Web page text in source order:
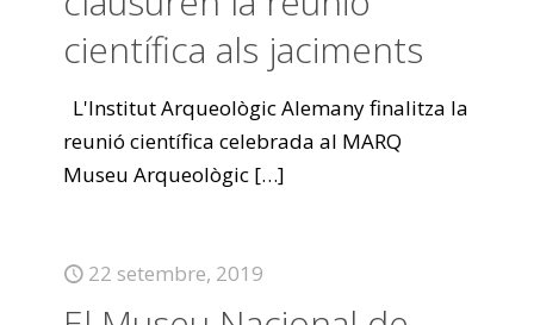
científica als jaciments
L'Institut Arqueològic Alemany finalitza la
reunió científica celebrada al MARQ
Museu Arqueològic […]
22 setembre, 2019